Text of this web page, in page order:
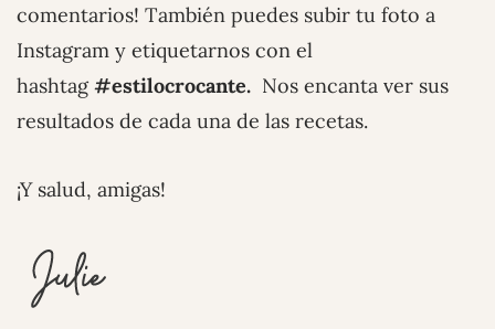
comentarios! También puedes subir tu foto a
Instagram y etiquetarnos con el
hashtag#estilocrocante. Nos encanta ver sus
resultados de cada una de las recetas.
¡Y salud, amigas!